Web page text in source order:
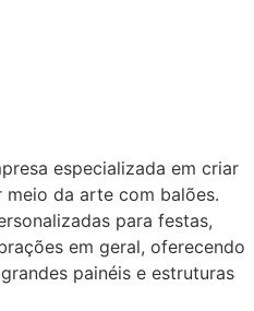
especializada em criar
da arte com balões.
para festas,
em geral, oferecendo
painéis e estruturas